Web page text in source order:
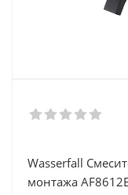
Wasserfall
монтажа